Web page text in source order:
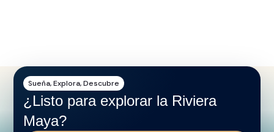
Sueña, Explora, Descubre
¿Listo para explorar la Riviera
Maya?